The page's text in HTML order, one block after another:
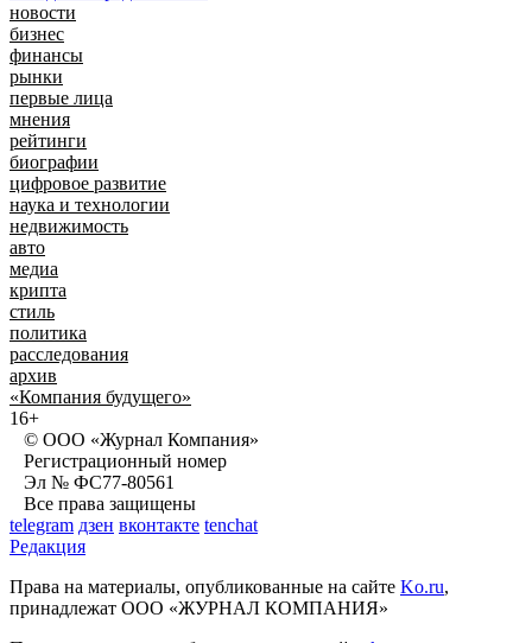
новости
бизнес
финансы
рынки
первые лица
мнения
рейтинги
биографии
цифровое развитие
наука и технологии
недвижимость
авто
медиа
крипта
стиль
политика
расследования
архив
«Компания будущего»
16+
© ООО «Журнал Компания»
Регистрационный номер
Эл № ФС77-80561
Все права защищены
telegram дзен вконтакте tenchat
Редакция
Права на материалы, опубликованные на сайте Ko.ru,
принадлежат ООО «ЖУРНАЛ КОМПАНИЯ»